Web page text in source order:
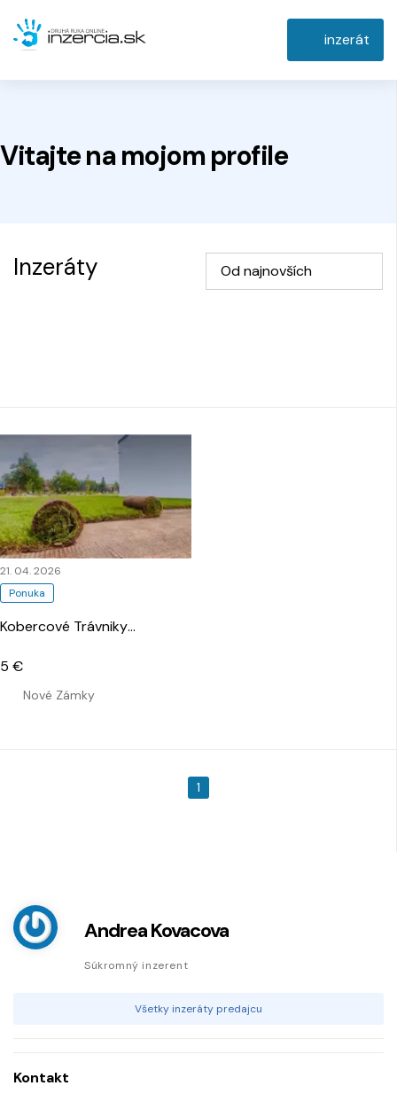
inzerát
Vitajte na mojom profile
Inzeráty Od najnovších
Ponuka
21. 04. 2026
Kobercové Trávniky…
Nové Zámky
5 €
1
Andrea Kovacova
Súkromný inzerent
Všetky inzeráty predajcu
Kontakt